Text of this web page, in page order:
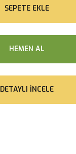
SEPETE EKLE
HEMEN AL
DETAYLI İNCELE